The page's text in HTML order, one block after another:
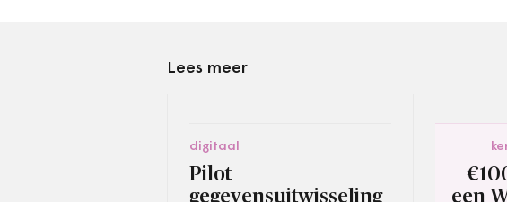
Lees meer
digitaal
Pilot
gegevensuitwisseling
een